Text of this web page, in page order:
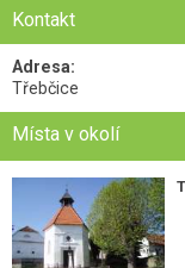
Kontakt
Adresa:
Třebčice
Místa v okolí